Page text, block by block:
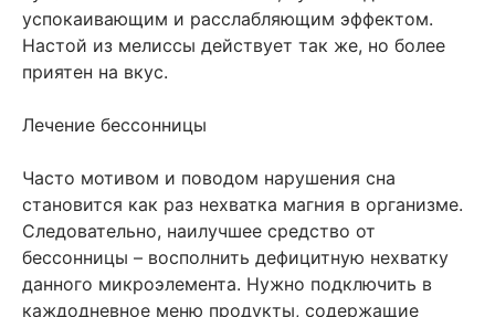
успокаивающим и расслабляющим эффектом.
Настой из мелиссы действует так же, но более
приятен на вкус.
Лечение бессонницы
Часто мотивом и поводом нарушения сна
становится как раз нехватка магния в организме.
Следовательно, наилучшее средство от
бессонницы – восполнить дефицитную нехватку
данного микроэлемента. Нужно подключить в
каждодневное меню продукты, содержащие